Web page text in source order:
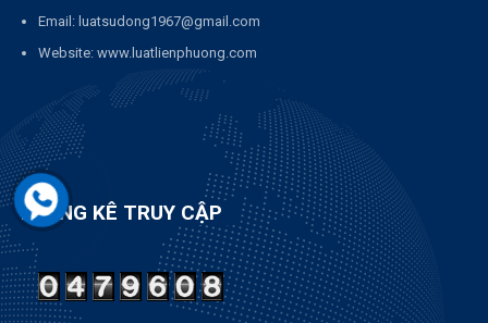
Email: luatsudong1967@gmail.com
Website: www.luatlienphuong.com
THỐNG KÊ TRUY CẬP